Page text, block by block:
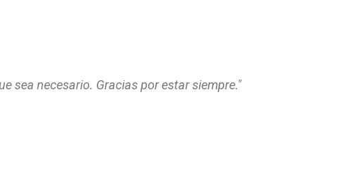
sea necesario. Gracias por estar siempre."